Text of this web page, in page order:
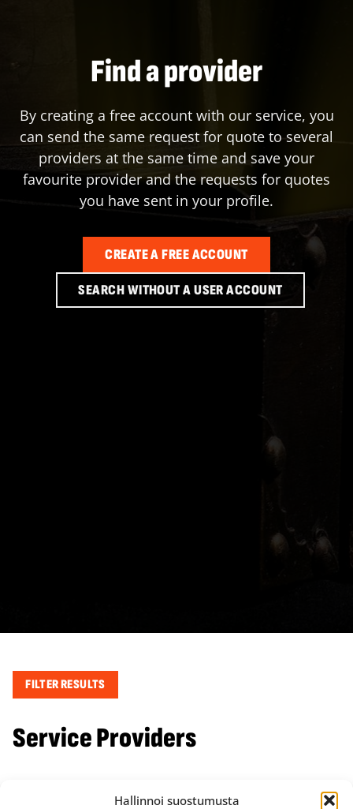
Hallinnoi suostumusta
Find a provider
By creating a free account with our service, you
can send the same request for quote to several
providers at the same time and save your
favourite provider and the requests for quotes
you have sent in your profile.
CREATE A FREE ACCOUNT
SEARCH WITHOUT A USER ACCOUNT
FILTER RESULTS
Service Providers
Eszter Aerial